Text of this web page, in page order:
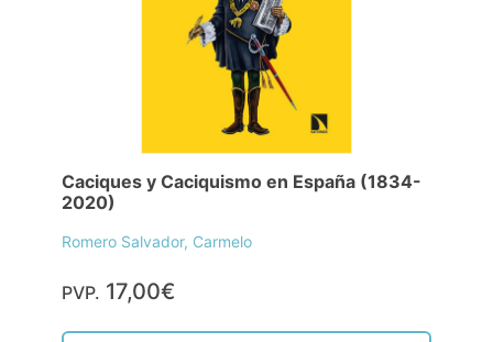
Caciques y Caciquismo en España (1834-
2020)
Romero Salvador, Carmelo
PVP. 17,00€